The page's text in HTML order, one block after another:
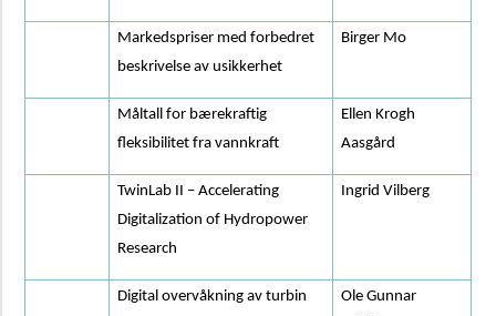
Markedspriser med forbedret
beskrivelse av usikkerhet
Birger Mo
Måltall for bærekraftig
fleksibilitet fra vannkraft
Ellen Krogh
Aasgård
TwinLab II – Accelerating
Digitalization of Hydropower
Research
Ingrid Vilberg
Digital overvåkning av turbin
Ole Gunnar